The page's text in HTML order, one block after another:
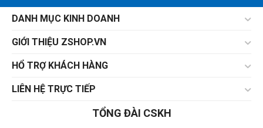
DANH MỤC KINH DOANH
GIỚI THIỆU ZSHOP.VN
HỔ TRỢ KHÁCH HÀNG
LIÊN HỆ TRỰC TIẾP
TỔNG ĐÀI CSKH